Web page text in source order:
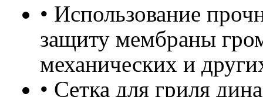
• Использование
защиту мембраны
механических и
• Сетка для гриля